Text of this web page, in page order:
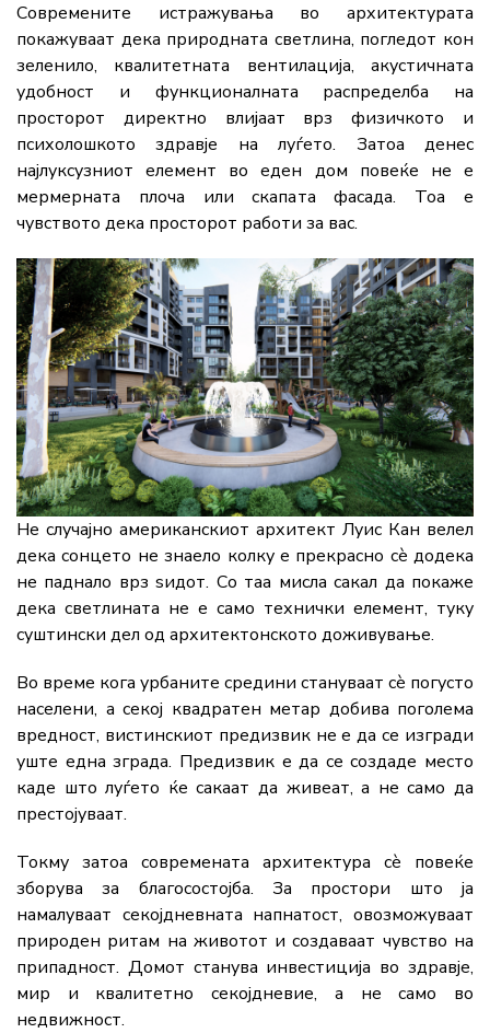
Современите истражувања во архитектурата
покажуваат дека природната светлина, погледот кон
зеленило, квалитетната вентилација, акустичната
удобност и функционалната распределба на
просторот директно влијаат врз физичкото и
психолошкото здравје на луѓето. Затоа денес
најлуксузниот елемент во еден дом повеќе не е
мермерната плоча или скапата фасада. Тоа е
чувството дека просторот работи за вас.
Не случајно американскиот архитект Луис Кан велел
дека сонцето не знаело колку е прекрасно сè додека
не паднало врз ѕидот. Со таа мисла сакал да покаже
дека светлината не е само технички елемент, туку
суштински дел од архитектонското доживување.
Во време кога урбаните средини стануваат сè погусто
населени, а секој квадратен метар добива поголема
вредност, вистинскиот предизвик не е да се изгради
уште една зграда. Предизвик е да се создаде место
каде што луѓето ќе сакаат да живеат, а не само да
престојуваат.
Токму затоа современата архитектура сè повеќе
зборува за благосостојба. За простори што ја
намалуваат секојдневната напнатост, овозможуваат
природен ритам на животот и создаваат чувство на
припадност. Домот станува инвестиција во здравје,
мир и квалитетно секојдневие, а не само во
недвижност.